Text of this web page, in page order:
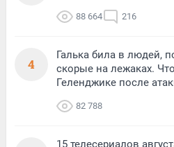
88 664 216
4
Галька била в людей,
скорые на лежаках.
Геленджике после
82 788
15 телесериалов